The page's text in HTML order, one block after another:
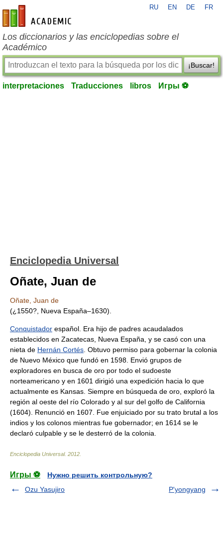
es-academic.com
RU EN DE FR
Los diccionarios y las enciclopedias sobre el
Académico
¡Buscar!
interpretaciones Traducciones libros Игры ⚽
Enciclopedia Universal
Oñate, Juan de
Oñate, Juan de
(¿1550?, Nueva España–1630).
Conquistador español. Era hijo de padres acaudalados
establecidos en Zacatecas, Nueva España, y se casó con una
nieta de Hernán Cortés . Obtuvo permiso para gobernar la colonia
de Nuevo México que fundó en 1598. Envió grupos de
exploradores en busca de oro por todo el sudoeste
norteamericano y en 1601 dirigió una expedición hacia lo que
actualmente es Kansas. Siempre en búsqueda de oro, exploró la
región al oeste del río Colorado y al sur del golfo de California
(1604). Renunció en 1607. Fue enjuiciado por su trato brutal a los
indios y los colonos mientras fue gobernador; en 1614 se le
declaró culpable y se le desterró de la colonia.
Enciclopedia Universal. 2012
Игры ⚽
Нужно решить контрольную?
Ozu Yasujiro
P'yongyang